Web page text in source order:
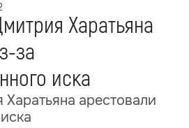
Харатьяна
за
иска
арестовали